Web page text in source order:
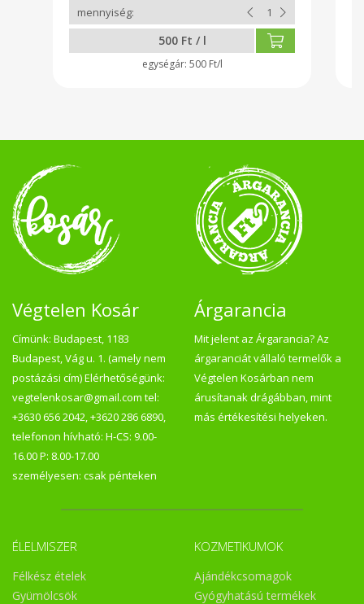
500 Ft / l
500 Ft/l
Végtelen Kosár
Címünk: Budapest, 1183
Budapest, Vág u. 1. (amely nem
postázási cím) Elérhetőségünk:
vegtelenkosar@gmail.com tel:
+3630 656 2042, +3620 286 6890,
telefonon hívható: H-CS: 9.00-
16.00 P: 8.00-17.00
személyesen: csak pénteken
Árgarancia
Mit jelent az Árgarancia? Az
árgaranciát vállaló termelők a
Végtelen Kosárban nem
árusítanak drágábban, mint
más értékesítési helyeken.
ÉLELMISZER
Félkész ételek
Gyümölcsök
KOZMETIKUMOK
Ajándékcsomagok
Gyógyhatású termékek